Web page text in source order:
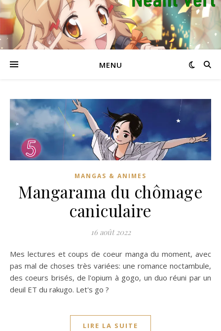
MENU
MANGAS & ANIMES
Mangarama du chômage
caniculaire
16 août 2022
Mes lectures et coups de coeur manga du moment, avec
pas mal de choses très variées: une romance noctambule,
des coeurs brisés, de l'opium à gogo, un duo réuni par un
deuil ET du rakugo. Let's go ?
LIRE LA SUITE